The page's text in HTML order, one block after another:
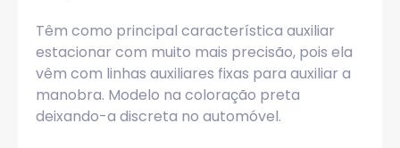
Têm como principal característica auxiliar
estacionar com muito mais precisão, pois ela
vêm com linhas auxiliares fixas para auxiliar a
manobra. Modelo na coloração preta
deixando-a discreta no automóvel.